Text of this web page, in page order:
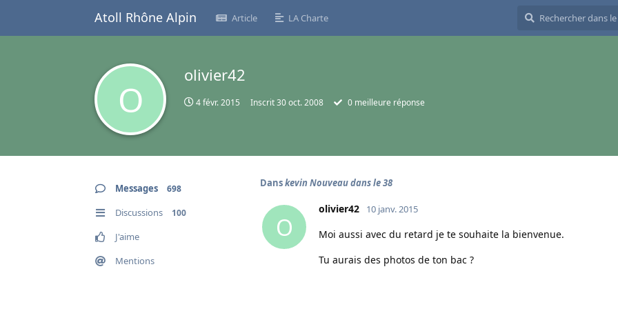
Atoll Rhône Alpin Article LA Charte
O
olivier42
4 févr. 2015 Inscrit30 oct. 2008 0 meilleure réponse
Messages 698
Discussions 100
J'aime
Mentions
Danskevin Nouveau dans le 38
O
olivier42 10 janv. 2015
Moi aussi avec du retard je te souhaite la bienvenue.
Tu aurais des photos de ton bac ?